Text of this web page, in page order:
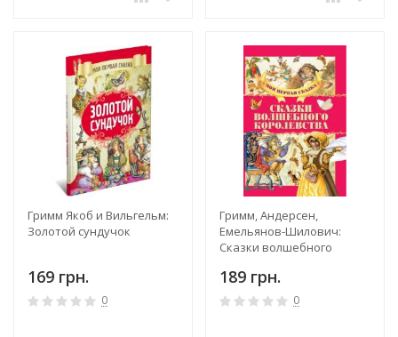
Гримм Якоб и Вильгельм:
Золотой сундучок
169 грн.
0
Гримм, Андерсен,
Емельянов-Шилович:
Сказки волшебного
189 грн.
0